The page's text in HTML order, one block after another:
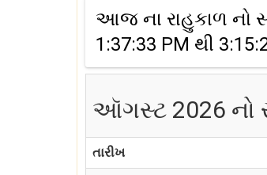
આજ ના રાહુકાળ નો
1:37:33 PM થી
ઑગસ્ટ 2026 નો
તારીખ